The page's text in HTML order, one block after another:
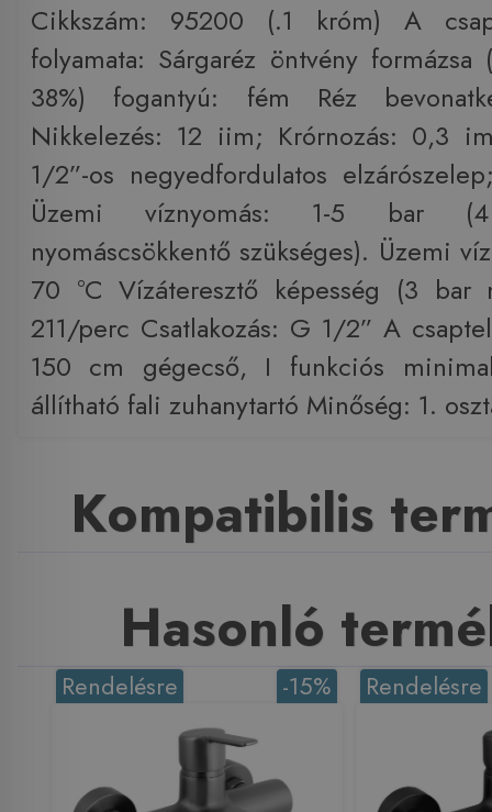
Cikkszám: 95200 (.1 króm) A
folyamata: Sárgaréz öntvény
38%) fogantyú: fém Réz
Nikkelezés: 12 iim; Krórnozás: 0,3
1/2”-os negyedfordulatos
Üzemi víznyomás: 1-5 bar
nyomáscsökkentő szükséges). Üzemi
70 °C Vízáteresztő képesség (3 bar
211/perc Csatlakozás: G 1/2” A
150 cm gégecső, I funkciós
állítható fali zuhanytartó Minőség: 1.
Kompatibilis
Hasonló
-15%
Rendelésre Rendelésre